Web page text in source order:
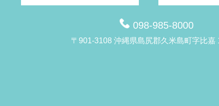
098-985-8000
〒901-3108 沖縄県島尻郡久米島町字比嘉